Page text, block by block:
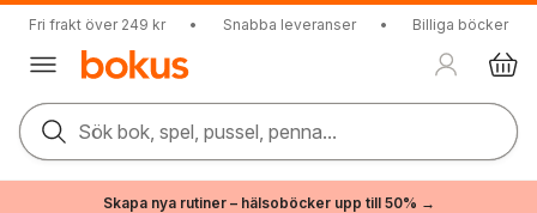
Fri frakt över 249 kr • Snabba leveranser • Billiga böcker
Sök bok, spel, pussel, penna...
Skapa nya rutiner – hälsoböcker upp till 50% →